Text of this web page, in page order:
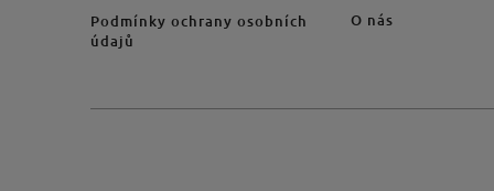
Podmínky ochrany osobních
údajů
O nás